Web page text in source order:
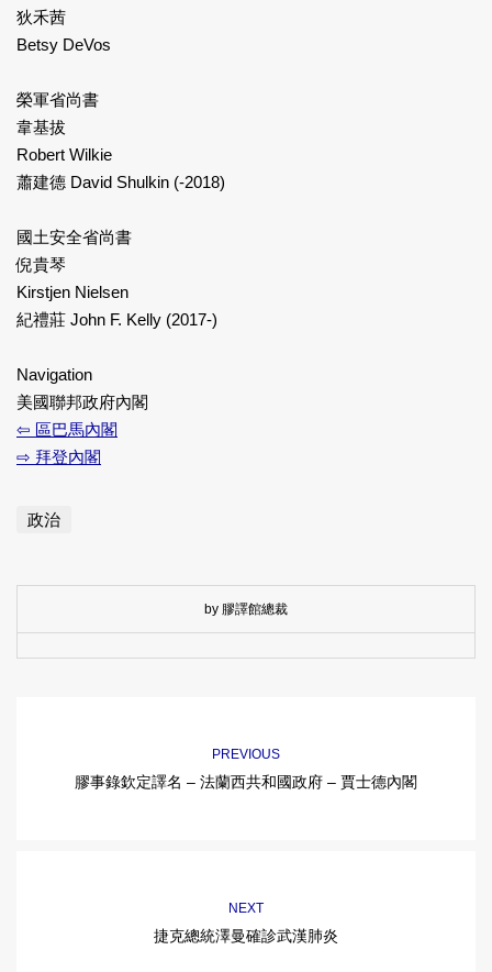
狄禾茜
Betsy DeVos
榮軍省尚書
韋基拔
Robert Wilkie
蕭建德 David Shulkin (-2018)
國土安全省尚書
倪貴琴
Kirstjen Nielsen
紀禮莊 John F. Kelly (2017-)
Navigation
美國聯邦政府內閣
⇦ 區巴馬內閣
⇨ 拜登內閣
政治
by 膠譯館總裁
PREVIOUS
膠事錄欽定譯名 – 法蘭西共和國政府 – 賈士德內閣
NEXT
捷克總統澤曼確診武漢肺炎